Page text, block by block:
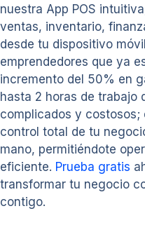
nuestra App POS
ventas, inventario,
desde tu dispositivo
emprendedores que ya
incremento del 50% en
hasta 2 horas de trabajo
complicados y costosos;
control total de tu
mano, permitiéndote
eficiente. Prueba gratis
transformar tu negocio
contigo.